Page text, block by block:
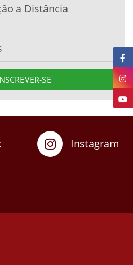
a Distância
SE
Instagram